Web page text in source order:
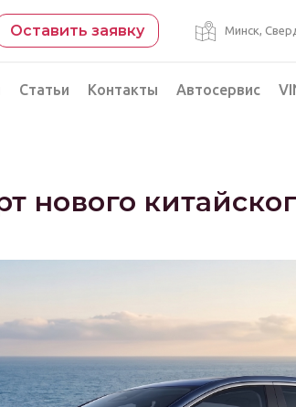
Оставить заявку Минск,
на день
Статьи Контакты Автосервис
нового